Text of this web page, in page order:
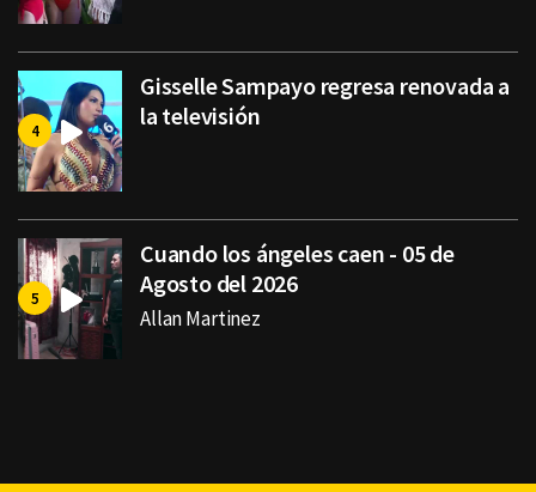
Gisselle Sampayo regresa renovada a
la televisión
Cuando los ángeles caen - 05 de
Agosto del 2026
Allan Martinez